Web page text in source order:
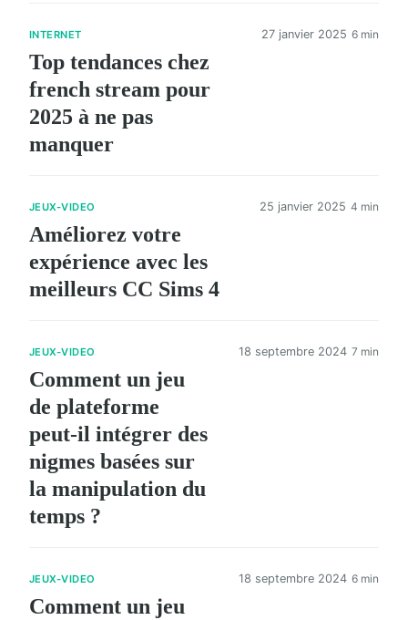
INTERNET
Top tendances chez
french stream pour
2025 à ne pas
manquer
27 janvier 2025 6 min
JEUX-VIDEO
Améliorez votre
expérience avec les
meilleurs CC Sims 4
25 janvier 2025 4 min
JEUX-VIDEO
Comment un jeu
de plateforme
peut-il intégrer des
nigmes basées sur
la manipulation du
temps ?
18 septembre 2024 7 min
JEUX-VIDEO
Comment un jeu
18 septembre 2024 6 min